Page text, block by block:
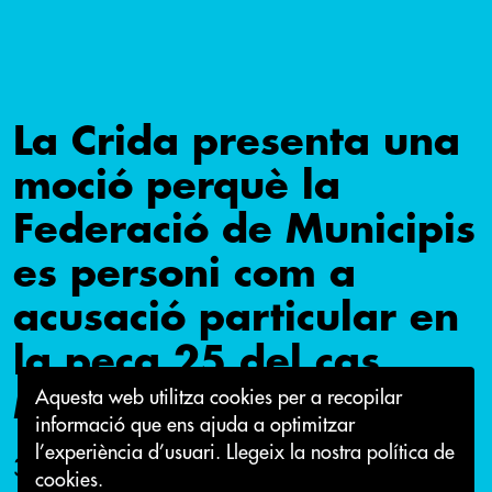
Aquesta web utilitza cookies per a recopilar
informació que ens ajuda a optimitzar
l’experiència d’usuari. Llegeix la nostra política de
cookies.
La Crida presenta una
moció perquè la
Federació de Municipis
es personi com a
acusació particular en
la peça 25 del cas
Mercuri
30 de setembre 2021